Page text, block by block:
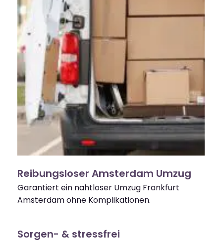
Reibungsloser Amsterdam Umzug
Garantiert ein nahtloser Umzug Frankfurt
Amsterdam ohne Komplikationen.
Sorgen- & stressfrei